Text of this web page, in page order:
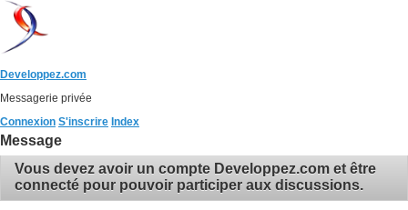
Developpez.com
Messagerie privée
Connexion S'inscrire Index
Message
Vous devez avoir un compte Developpez.com et être
connecté pour pouvoir participer aux discussions.